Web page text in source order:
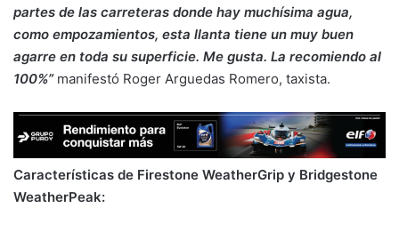
partes de las carreteras donde hay muchísima agua,
como empozamientos, esta llanta tiene un muy buen
agarre en toda su superficie. Me gusta. La recomiendo al
100%”manifestó Roger Arguedas Romero, taxista.
Características de Firestone WeatherGrip y Bridgestone
WeatherPeak: